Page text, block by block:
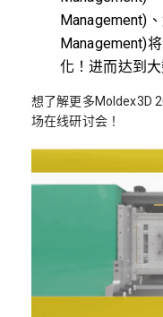
Management)
Management)
化！进而达到
想了解更多Moldex3D
场在线研讨会！